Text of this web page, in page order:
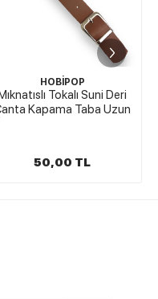
Suni Deri
Uzun
Çanta ve
Gümüş